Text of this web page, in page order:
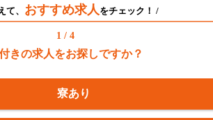
て、 おすすめ求人 をチェック！ /
1 / 4
きの求人をお探しですか？
寮あり